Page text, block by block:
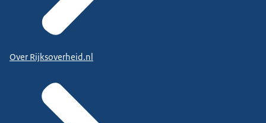
Over Rijksoverheid.nl